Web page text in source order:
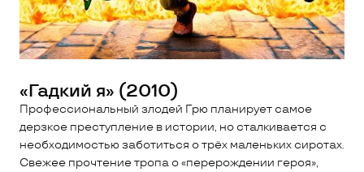
«Гадкий я» (2010)
Профессиональный злодей Грю планирует самое
дерзкое преступление в истории, но сталкивается с
необходимостью заботиться о трёх маленьких сиротах.
Свежее прочтение тропа о «перерождении героя»,